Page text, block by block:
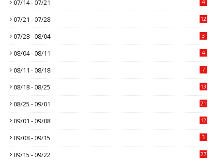
07/14 - 07/21 4
07/21 - 07/28 12
07/28 - 08/04 3
08/04 - 08/11 4
08/11 - 08/18 7
08/18 - 08/25 13
08/25 - 09/01 21
09/01 - 09/08 12
09/08 - 09/15 3
09/15 - 09/22 27